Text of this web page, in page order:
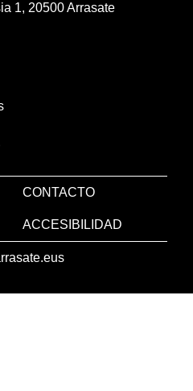
1, 20500 Arrasate
CONTACTO
ACCESIBILIDAD